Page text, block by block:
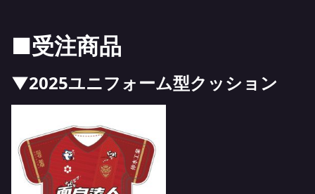
■受注商品
▼2025ユニフォーム型クッション